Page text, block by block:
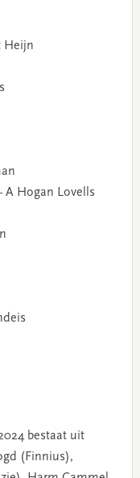
Heijn
A Hogan Lovells
bestaat uit
(Finnius),